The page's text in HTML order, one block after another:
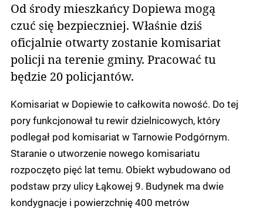
Od środy mieszkańcy Dopiewa mogą
czuć się bezpieczniej. Właśnie dziś
oficjalnie otwarty zostanie komisariat
policji na terenie gminy. Pracować tu
będzie 20 policjantów.
Komisariat w Dopiewie to całkowita nowość. Do tej
pory funkcjonował tu rewir dzielnicowych, który
podlegał pod komisariat w Tarnowie Podgórnym.
Staranie o utworzenie nowego komisariatu
rozpoczęto pięć lat temu. Obiekt wybudowano od
podstaw przy ulicy Łąkowej 9. Budynek ma dwie
kondygnacje i powierzchnię 400 metrów